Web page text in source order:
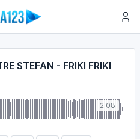
STEFAN - FRIKI FRIKI
2:08